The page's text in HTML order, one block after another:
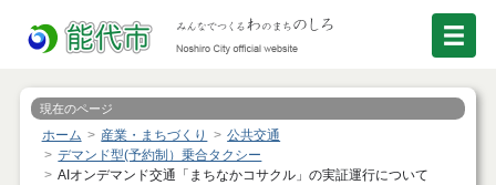
現在のページ
ホーム 産業・まちづくり
公共交通
デマンド型(予約制）乗合タクシー
AIオンデマンド交通「まちなかコサクル」の実証運行について